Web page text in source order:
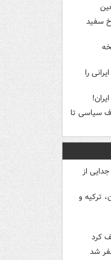
سفید
را
سیاسی تا
از
ترکیه و
کرد
شد